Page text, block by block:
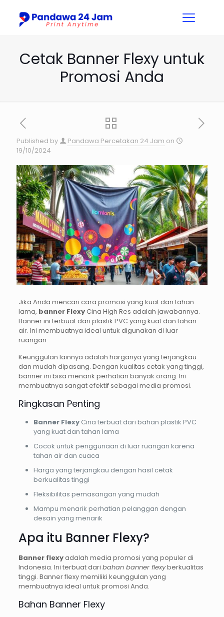
Cetak Banner Flexy untuk
Promosi Anda
Published by Pandawa Percetakan 24 Jam on
19/10/2024
Jika Anda mencari cara promosi yang kuat dan tahan
lama, banner FlexyCina High Res adalah jawabannya.
Banner ini terbuat dari plastik PVC yang kuat dan tahan
air. Ini membuatnya ideal untuk digunakan di luar
ruangan.
Keunggulan lainnya adalah harganya yang terjangkau
dan mudah dipasang. Dengan kualitas cetak yang tinggi,
banner ini bisa menarik perhatian banyak orang. Ini
membuatnya sangat efektif sebagai media promosi.
Ringkasan Penting
Banner FlexyCina terbuat dari bahan plastik PVC
yang kuat dan tahan lama
Cocok untuk penggunaan di luar ruangan karena
tahan air dan cuaca
Harga yang terjangkau dengan hasil cetak
berkualitas tinggi
Fleksibilitas pemasangan yang mudah
Mampu menarik perhatian pelanggan dengan
desain yang menarik
Apa itu Banner Flexy?
Banner flexyadalah media promosi yang populer di
Indonesia. Ini terbuat dari bahan banner flexyberkualitas
tinggi. Banner flexy memiliki keunggulan yang
membuatnya ideal untuk promosi Anda.
Bahan Banner Flexy